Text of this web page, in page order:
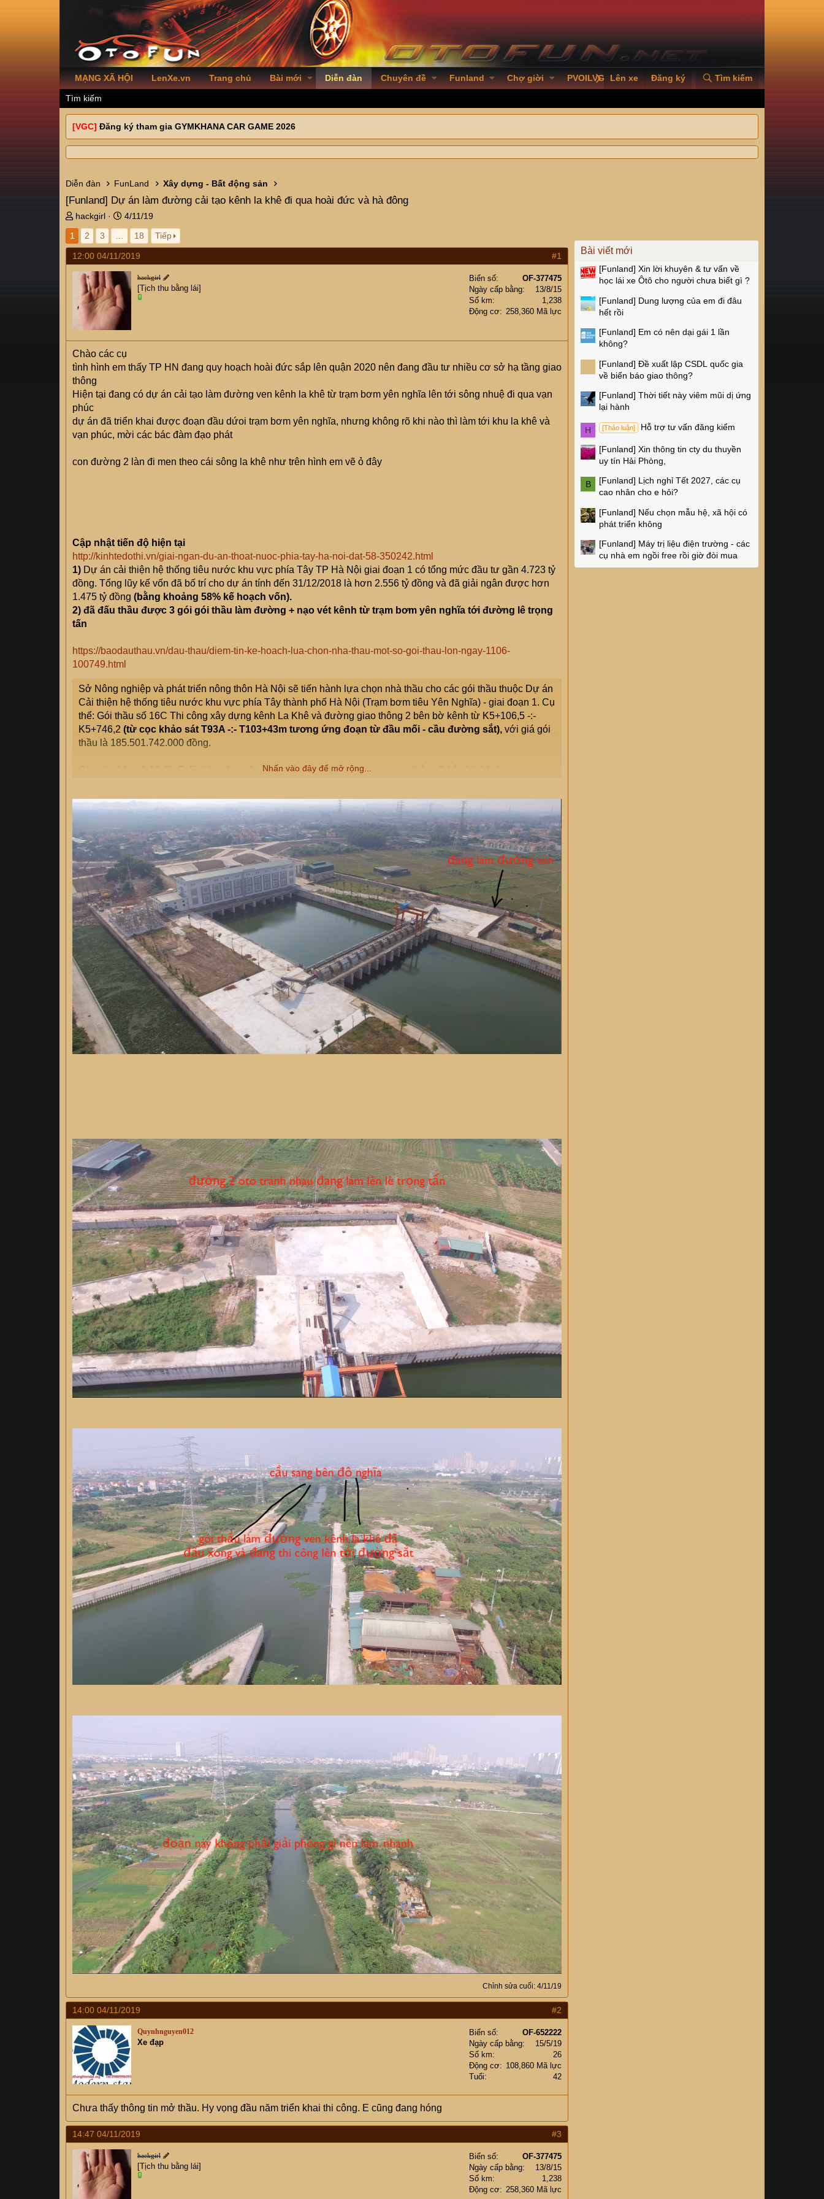
MẠNG XÃ HỘI LenXe.vn Trang chủ Bài mới Diễn đàn Chuyên đề Funland Chợ giời PVOILVGC2026
Lên xe Đăng ký Tìm kiếm
Tìm kiếm
[VGC] Đăng ký tham gia GYMKHANA CAR GAME 2026
Diễn đàn FunLand Xây dựng - Bất động sản
[Funland] Dự án làm đường cải tạo kênh la khê đi qua hoài đức và hà đông
T
h
e
a
d
a
t
e
r
hackgirl
N
g
y
g
ử
4/11/19
1
2 3 18 Tiếp
12:00 04/11/2019 #1
hackgirl
[Tịch thu bằng lái]
Biển số
OF-377475
Ngày cấp bằng
13/8/15
Số km
1,238
Động cơ
258,360 Mã lực
Chào các cụ
tình hình em thấy TP HN đang quy hoạch hoài đức sắp lên quận 2020 nên đang đầu tư nhiều cơ sở hạ tầng giao
thông
Hiện tại đang có dự án cải tạo làm đường ven kênh la khê từ trạm bơm yên nghĩa lên tới sông nhuệ đi qua vạn
phúc
dự án đã triển khai được đoạn đầu dứoi trạm bơm yên nghĩa, nhưng không rõ khi nào thì làm tới khu la khê và
vạn phúc, mời các bác đàm đạo phát
con đường 2 làn đi men theo cái sông la khê như trên hình em vẽ ỏ đây
Cập nhật tiến độ hiện tại
http://kinhtedothi.vn/giai-ngan-du-an-thoat-nuoc-phia-tay-ha-noi-dat-58-350242.html
1) Dự án cải thiện hệ thống tiêu nước khu vực phía Tây TP Hà Nội giai đoạn 1 có tổng mức đầu tư gần 4.723 tỷ
đồng. Tổng lũy kế vốn đã bố trí cho dự án tính đến 31/12/2018 là hơn 2.556 tỷ đồng và đã giải ngân được hơn
1.475 tỷ đồng (bằng khoảng 58% kế hoạch vốn).
2) đã đấu thầu được 3 gói gói thầu làm đường + nạo vét kênh từ trạm bơm yên nghĩa tới đường lê trọng
tấn
https://baodauthau.vn/dau-thau/diem-tin-ke-hoach-lua-chon-nha-thau-mot-so-goi-thau-lon-ngay-1106-
100749.html
Sở Nông nghiệp và phát triển nông thôn Hà Nội sẽ tiến hành lựa chọn nhà thầu cho các gói thầu thuộc Dự án
Cải thiện hệ thống tiêu nước khu vực phía Tây thành phố Hà Nội (Trạm bơm tiêu Yên Nghĩa) - giai đoạn 1. Cụ
thể: Gói thầu số 16C Thi công xây dựng kênh La Khê và đường giao thông 2 bên bờ kênh từ K5+106,5 -:-
K5+746,2 (từ cọc khảo sát T93A -:- T103+43m tương ứng đoạn từ đầu mối - cầu đường sắt), với giá gói
thầu là 185.501.742.000 đồng.
Các gói thầu số 16 (D, E, F...) thi công xây dựng kênh La Khê và đường giao thông 2 bên bờ kênh, tương ứng
cầu T71), với giá gói thầu là 382.692.059.000 đồng; từ K3+447 -:- K3+918 (từ cọc khảo sát T66A+16m -
T71+29m tương ứng đoạn từ cầu T71 - cầu Lê Trọng Tấn), với giá gói thầu là 177.593.225.000 đồng; từ
(từ cọc khảo sát: T55A+32m -:- T66A+16m tương ứng đoạn từ cầu Lê Trọng Tấn -
cầu Tố Hữu), với giá gói thầu là 240.049.831.000 đồng...
Gói thầu số 16L Thi công, lắp đặt thiết bị cơ khí các cửa xả trên kênh, lan can hai bên bờ kênh, với giá gói
thầu là 16.175.536.000 đồng...
Nhấn vào đây để mở rộng...
Chỉnh sửa cuối: 4/11/19
14:00 04/11/2019 #2
Quynhnguyen012
Xe đạp
Biển số
OF-652222
Ngày cấp bằng
15/5/19
Số km
26
Động cơ
108,860 Mã lực
Tuổi
42
Chưa thấy thông tin mở thầu. Hy vọng đầu năm triển khai thi công. E cũng đang hóng
14:47 04/11/2019 #3
hackgirl
[Tịch thu bằng lái]
Biển số
OF-377475
Ngày cấp bằng
13/8/15
Số km
1,238
Động cơ
258,360 Mã lực
Bài viết mới
[Funland] Xin lời khuyên & tư vấn về
học lái xe Ôtô cho người chưa biết gì ?
[Funland] Dung lượng của em đi đâu
hết rồi
[Funland] Em có nên dại gái 1 lần
không?
[Funland] Đề xuất lập CSDL quốc gia
về biển báo giao thông?
[Funland] Thời tiết này viêm mũi dị ứng
lại hành
H [Thảo luận] Hỗ trợ tư vấn đăng kiểm
[Funland] Xin thông tin cty du thuyền
uy tín Hải Phòng,
B [Funland] Lịch nghỉ Tết 2027, các cụ
cao nhân cho e hỏi?
[Funland] Nếu chọn mẫu hệ, xã hội có
phát triển không
[Funland] Máy trị liệu điện trường - các
cụ nhà em ngồi free rồi giờ đòi mua